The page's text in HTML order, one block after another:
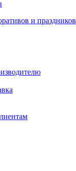
и праздников